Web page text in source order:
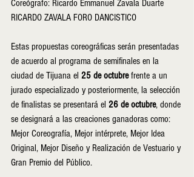
Coreógrafo: Ricardo Emmanuel Zavala Duarte
RICARDO ZAVALA FORO DANCISTICO
​Estas propuestas coreográficas serán presentadas
de acuerdo al programa de semifinales en la
ciudad de Tijuana el 25 de octubre frente a un
jurado especializado y posteriormente, la selección
de finalistas se presentará el 26 de octubre, donde
se designará a las creaciones ganadoras como:
Mejor Coreografía, Mejor intérprete, Mejor Idea
Original, Mejor Diseño y Realización de Vestuario y
Gran Premio del Público.